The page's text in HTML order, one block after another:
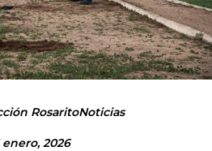
RosaritoNoticias
enero, 2026